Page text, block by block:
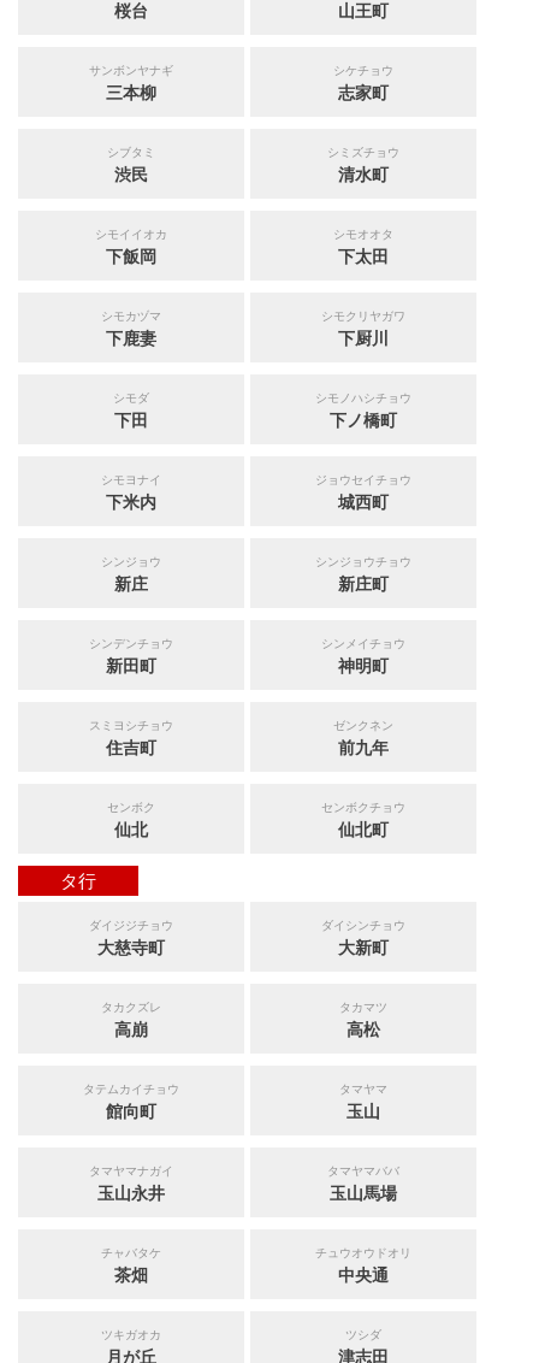
桜台 山王町
サンボンヤナギ
三本柳
シケチョウ
志家町
シブタミ
渋民
シミズチョウ
清水町
シモイイオカ
下飯岡
シモオオタ
下太田
シモカヅマ
下鹿妻
シモクリヤガワ
下厨川
シモダ
下田
シモノハシチョウ
下ノ橋町
シモヨナイ
下米内
ジョウセイチョウ
城西町
シンジョウ
新庄
シンジョウチョウ
新庄町
シンデンチョウ
新田町
シンメイチョウ
神明町
スミヨシチョウ
住吉町
ゼンクネン
前九年
センボク
仙北
センボクチョウ
仙北町
タ行
ダイジジチョウ
大慈寺町
ダイシンチョウ
大新町
タカクズレ
高崩
タカマツ
高松
タテムカイチョウ
館向町
タマヤマ
玉山
タマヤマナガイ
玉山永井
タマヤマババ
玉山馬場
チャバタケ
茶畑
チュウオウドオリ
中央通
ツキガオカ
月が丘
ツシダ
津志田